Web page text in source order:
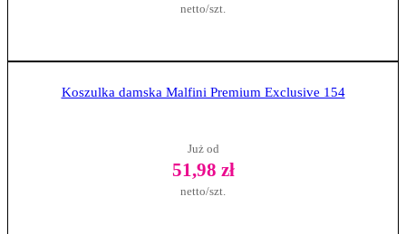
netto/szt.
Koszulka damska Malfini Premium Exclusive 154
Już od
51,98 zł
netto/szt.